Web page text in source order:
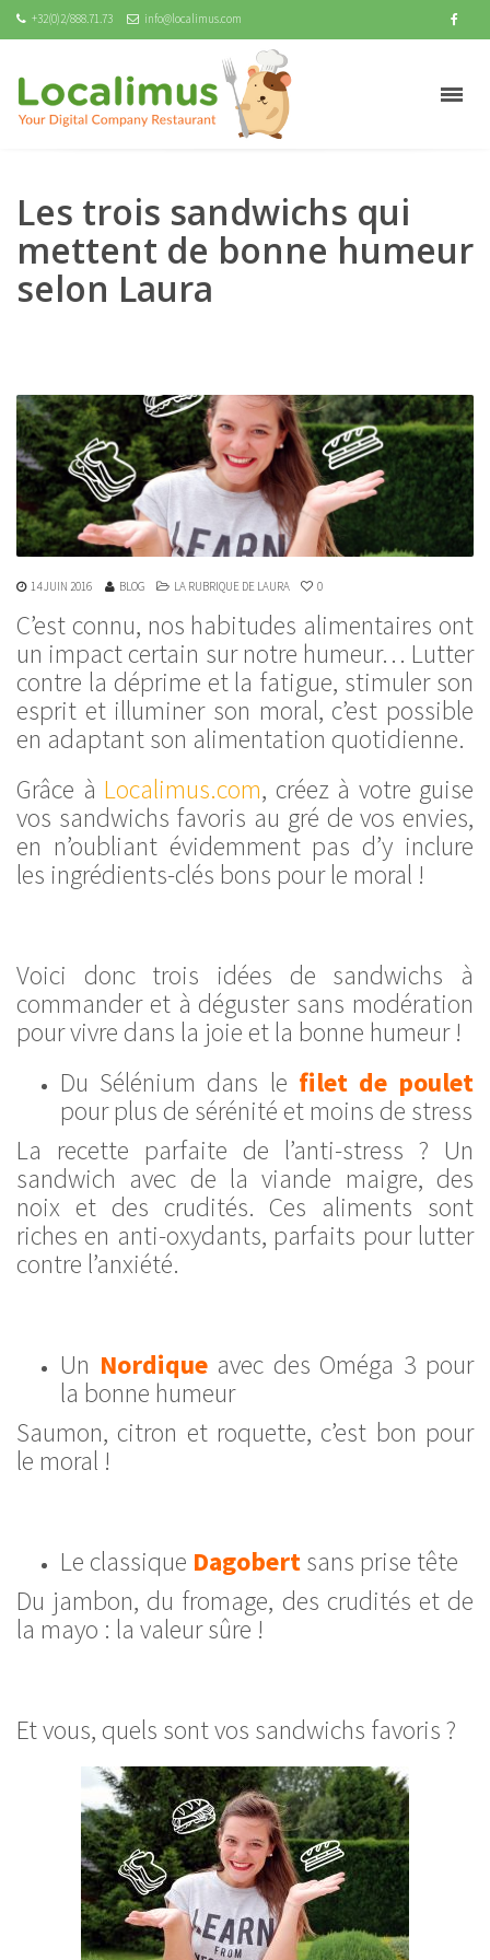
+32(0)2/888.71.73 info@localimus.com
Les trois sandwichs qui
mettent de bonne humeur
selon Laura
14 JUIN 2016 BLOG LA RUBRIQUE DE LAURA 0
C’est connu, nos habitudes alimentaires ont
un impact certain sur notre humeur… Lutter
contre la déprime et la fatigue, stimuler son
esprit et illuminer son moral, c’est possible
en adaptant son alimentation quotidienne.
Grâce à Localimus.com, créez à votre guise
vos sandwichs favoris au gré de vos envies,
en n’oubliant évidemment pas d’y inclure
les ingrédients-clés bons pour le moral !
Voici donc trois idées de sandwichs à
commander et à déguster sans modération
pour vivre dans la joie et la bonne humeur !
Du Sélénium dans le filet de poulet
pour plus de sérénité et moins de stress
La recette parfaite de l’anti-stress ? Un
sandwich avec de la viande maigre, des
noix et des crudités. Ces aliments sont
riches en anti-oxydants, parfaits pour lutter
contre l’anxiété.
Un Nordiqueavec des Oméga 3 pour
la bonne humeur
Saumon, citron et roquette, c’est bon pour
le moral !
Le classique Dagobertsans prise tête
Du jambon, du fromage, des crudités et de
la mayo : la valeur sûre !
Et vous, quels sont vos sandwichs favoris ?